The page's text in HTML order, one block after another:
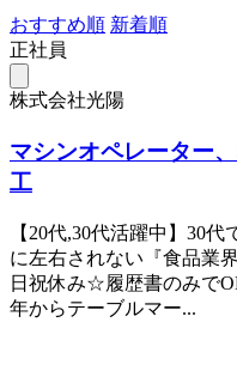
おすすめ順 新着順
正社員
株式会社光陽
マシンオペレーター
工
【20代,30代活躍中】30
に左右されない『食品業
日祝休み☆履歴書のみで
年からテーブルマー...